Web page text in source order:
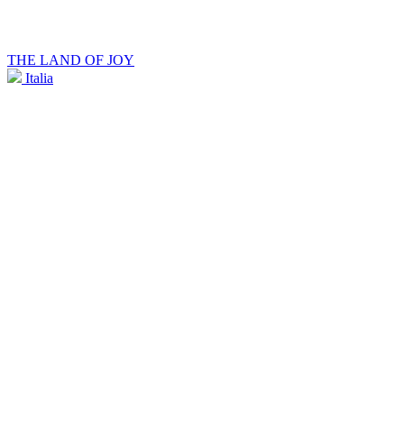
THE LAND OF JOY
Italia